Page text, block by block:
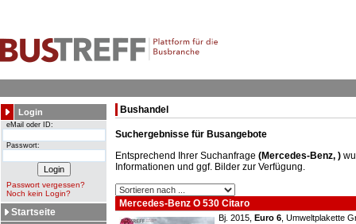
Login
eMail oder ID:
Passwort:
Passwort vergessen?
Noch kein Login?
Startseite
Bushandel
Suchergebnisse für Busangebote
Entsprechend Ihrer Suchanfrage (Mercedes-Benz, )
Informationen und ggf. Bilder zur Verfügung.
Mercedes-Benz O 530 Citaro
Bj. 2015, Euro 6 , Umweltplakette